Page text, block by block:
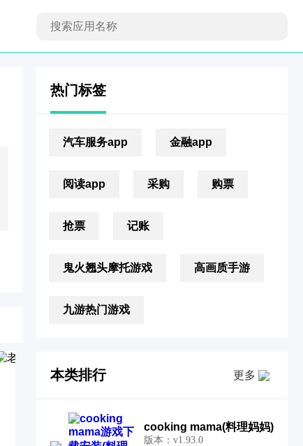
热门标签
汽车服务app 金融app
阅读app 采购 购票
抢票 记账
鬼火翘头摩托游戏 高画质手游
九游热门游戏
本类排行 更多
cooking mama(料理妈妈)
版本：v1.93.0